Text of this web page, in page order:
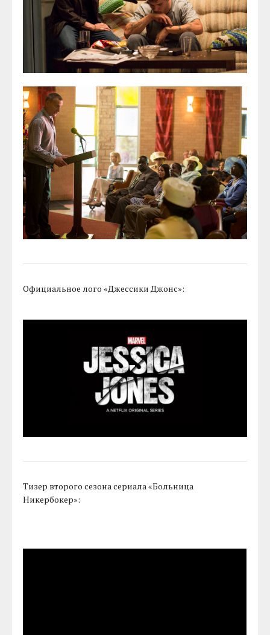
Официальное лого «Джессики Джонс»:
Тизер второго сезона сериала «Больница
Никербокер»: